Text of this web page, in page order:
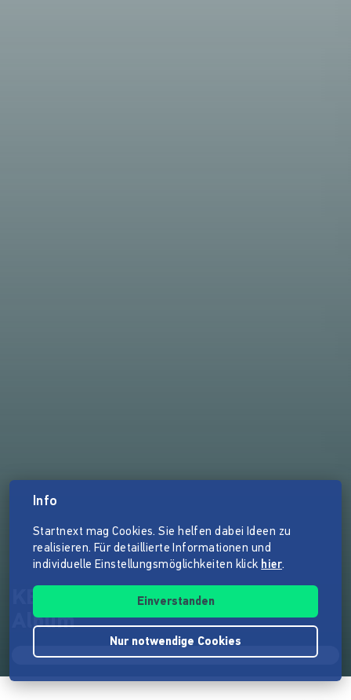
KERSTIN BOGENSEE - Neues
Album
Info
Startnext mag Cookies. Sie helfen dabei Ideen zu
realisieren. Für detaillierte Informationen und
individuelle Einstellungsmöglichkeiten klick hier.
Einverstanden
Nur notwendige Cookies